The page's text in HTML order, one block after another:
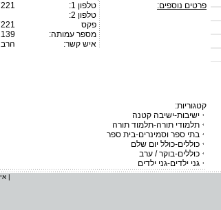
פרטים נוספים:
טלפון 1:
טלפון 2:
פקס
מספר עמותה:
איש קשר:
הרב
קטגוריות:
ישיבות-ישיבה קטנה
תלמודי תורה-תלמוד תורה
בתי ספר וסמינרים-בית ספר
כוללים-כולל יום שלם
כוללים-בוקר / ערב
גני ילדים-גני ילדים
|